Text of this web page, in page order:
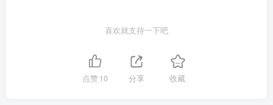
索面，于汁中煮熟，空心服之。第一类·植物类食疗方
喜欢就支持一下吧
点赞10 分享 收藏